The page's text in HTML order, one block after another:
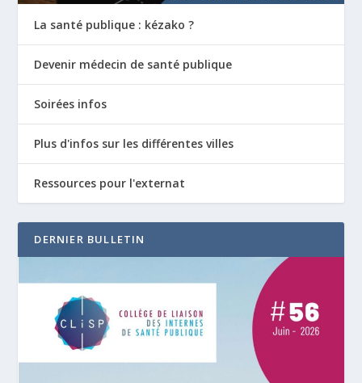
La santé publique : kézako ?
Devenir médecin de santé publique
Soirées infos
Plus d'infos sur les différentes villes
Ressources pour l'externat
DERNIER BULLETIN